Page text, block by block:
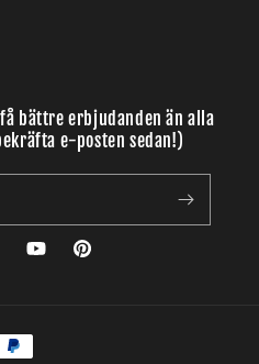
bättre erbjudanden än alla
e-posten sedan!)
YouTubePinterest